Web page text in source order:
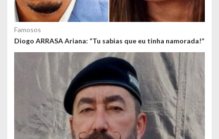
Famosos
Diogo ARRASA Ariana: “Tu sabias que eu tinha namorada!”